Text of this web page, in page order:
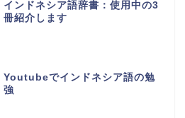
インドネシア語辞書：使用中の3
冊紹介します
Youtubeでインドネシア語の勉
強